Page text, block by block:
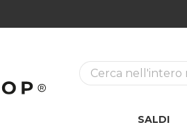
La ricerca
SALDI